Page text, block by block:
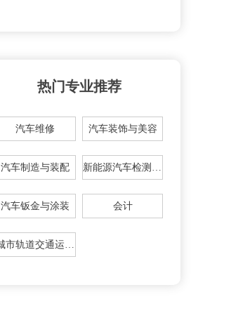
热门专业推荐
汽车维修 汽车装饰与美容
汽车制造与装配 新能源汽车检测与维修
汽车钣金与涂装 会计
城市轨道交通运输与管理